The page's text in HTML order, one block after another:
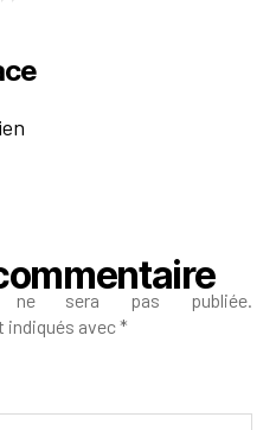
ne sera pas publiée.
indiqués avec*